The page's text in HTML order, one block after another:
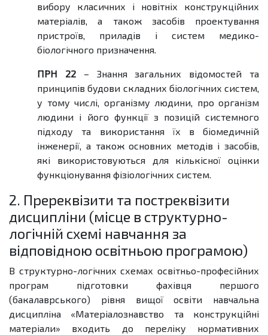
вибору класичних і новітніх конструкційних
матеріалів, а також засобів проектування
пристроїв, приладів і систем медико-
біологічного призначення.
ПРН 22 –
Знання загальних відомостей та
принципів будови складних біологічних систем,
у тому числі, організму людини, про організм
людини і його функції з позицій системного
підходу та використання їх в біомедичній
інженерії, а також основних методів і засобів,
які використовуються для кількісної оцінки
функціонування фізіологічних систем.
2. Пререквізити та постреквізити
дисципліни (місце в структурно-
логічній схемі навчання за
відповідною освітньою програмою)
В структурно-логічних схемах освітньо-професійних
програм підготовки фахівця першого
(бакалаврського) рівня вищої освіти навчальна
дисципліна «Матеріалознавство та конструкційні
матеріали» входить до переліку нормативних